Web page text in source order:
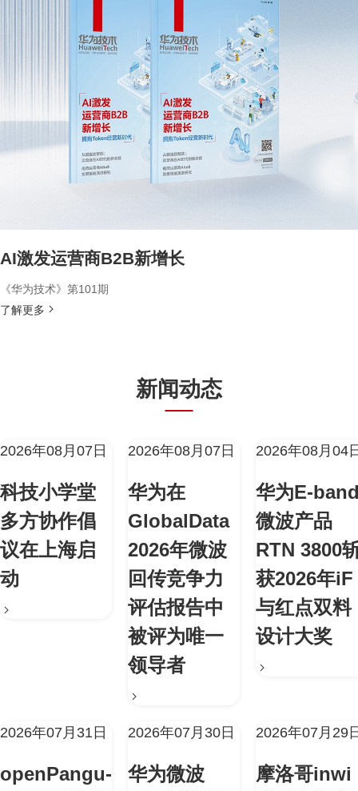
AI激发运营商B2B新增长
《华为技术》第101期
了解更多
新闻动态
2026年08月07日
科技小学堂
多方协作倡
议在上海启
动
2026年08月07日
华为在
GlobalData
2026年微波
回传竞争力
评估报告中
被评为唯一
领导者
2026年08月04
华为E-
微波产品
RTN 3800
获2026年iF
与红点双料
设计大奖
2026年07月31日
openPangu-
2026年07月30日
华为微波
2026年07月29
摩洛哥inwi